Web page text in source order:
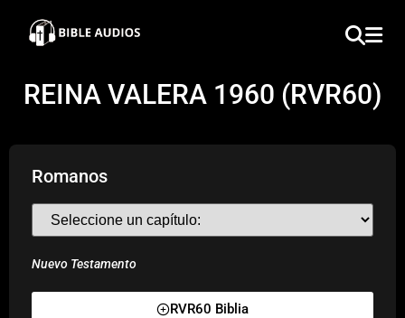
×
Bible
Contacts
About
REINA VALERA 1960 (RVR60)
Romanos
Nuevo Testamento
RVR60 Biblia